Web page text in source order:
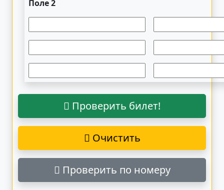
Поле 2
Проверить билет!
Очистить
Проверить по номеру